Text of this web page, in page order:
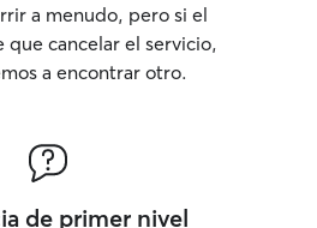
a menudo, pero si el
cancelar el servicio,
a encontrar otro.
de primer nivel